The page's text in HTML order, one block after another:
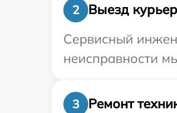
2
Выезд
Сервисный
неисправности
3
Ремонт